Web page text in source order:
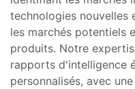
technologies nouvelles
les marchés potentiels
produits. Notre
rapports d'intelligence
personnalisés, avec